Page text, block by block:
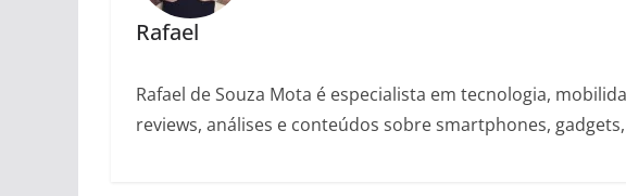
Rafael
Rafael de Souza Mota é especialista em tecnologia,
reviews, análises e conteúdos sobre smartphones,